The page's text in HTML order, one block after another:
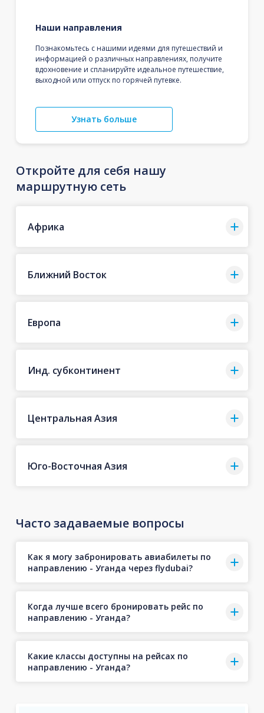
Наши направления
Познакомьтесь с нашими идеями для путешествий и
информацией о различных направлениях, получите
вдохновение и спланируйте идеальное путешествие,
выходной или отпуск по горячей путевке.
Узнать больше
Откройте для себя нашу
маршрутную сеть
Африка
Ближний Восток
Европа
Инд. субконтинент
Центральная Азия
Юго-Восточная Азия
Часто задаваемые вопросы
Как я могу забронировать авиабилеты по
направлению - Уганда через flydubai?
Когда лучше всего бронировать рейс по
направлению - Уганда?
Какие классы доступны на рейсах по
направлению - Уганда?